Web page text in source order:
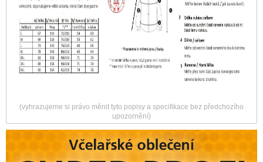
(vyhrazujeme si právo měnit tyto popisy a specifikace bez předchozího
upozornění)